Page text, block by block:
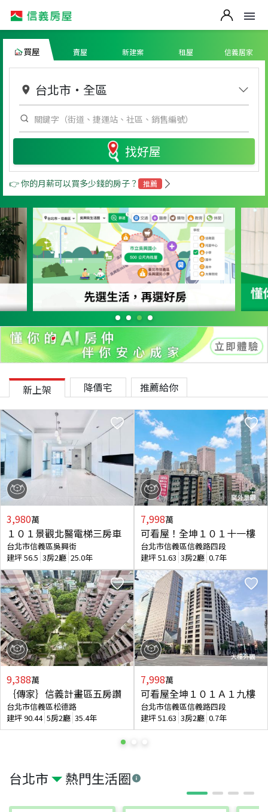
買屋 賣屋 新建案 租屋 信義居家
台北市 ・ 全區
找好屋
👉 你的月薪可以買多少錢的房子？ 推薦
台北市 熱門生活圈
新上架 降價宅 推薦給你
3,980萬
１０１景觀北醫電梯三房車
台北市信義區吳興街
建坪56.5 3房2廳 25.0年
9,388萬
｛傳家｝信義計畫區五房讚
台北市信義區松德路
建坪90.44 5房2廳 35.4年
7,998萬
可看屋！全坤１０１十一樓
台北市信義區信義路四段
建坪51.63 3房2廳 0.7年
7,998萬
可看屋全坤１０１Ａ１九樓
台北市信義區信義路四段
建坪51.63 3房2廳 0.7年